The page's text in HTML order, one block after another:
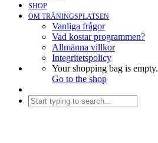
SHOP
OM TRÄNINGSPLATSEN
Vanliga frågor
Vad kostar programmen?
Allmänna villkor
Integritetspolicy
Your shopping bag is empty.
Go to the shop